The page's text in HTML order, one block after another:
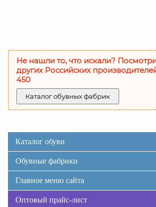
Не нашли то, что искали?
других Российских
450
Каталог обувных фабрик
Каталог обуви
Обувные фабрики
Главное меню сайта
Оптовый прайс-лист